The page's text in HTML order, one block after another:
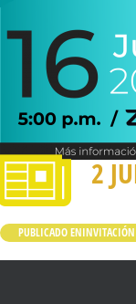
2
PUBLICADO EN